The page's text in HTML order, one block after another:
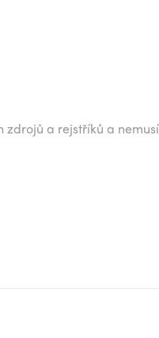
a rejstříků a